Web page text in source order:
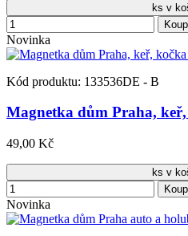
ks v
Novinka
Kód produktu: 133536DE - B
Magnetka dům Praha,
49,00 Kč
ks v
Novinka